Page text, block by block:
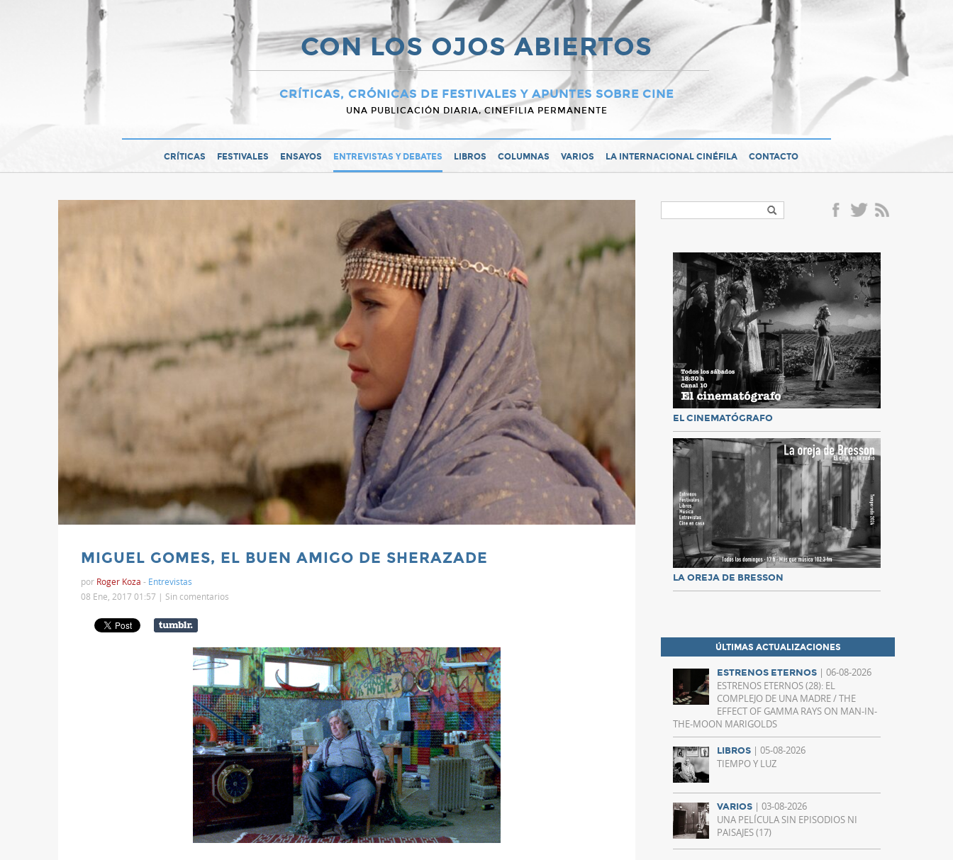
CON LOS OJOS ABIERTOS
CRÍTICAS, CRÓNICAS DE FESTIVALES Y APUNTES SOBRE CINE
UNA PUBLICACIÓN DIARIA, CINEFILIA PERMANENTE
CRÍTICAS FESTIVALES ENSAYOS ENTREVISTAS Y DEBATES LIBROS COLUMNAS VARIOS LA INTERNACIONAL CINÉFILA CONTACTO
MIGUEL GOMES, EL BUEN AMIGO DE SHERAZADE
por Roger Koza - Entrevistas
08 Ene, 2017 01:57 | Sin comentarios
EL CINEMATÓGRAFO
LA OREJA DE BRESSON
ÚLTIMAS ACTUALIZACIONES
ESTRENOS ETERNOS | 06-08-2026
ESTRENOS ETERNOS (28): EL
COMPLEJO DE UNA MADRE / THE
EFFECT OF GAMMA RAYS ON MAN-IN-
THE-MOON MARIGOLDS
LIBROS | 05-08-2026
TIEMPO Y LUZ
VARIOS | 03-08-2026
UNA PELÍCULA SIN EPISODIOS NI
PAISAJES (17)